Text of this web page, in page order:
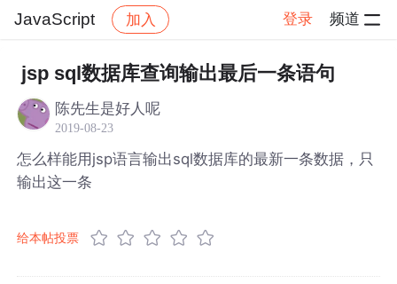
JavaScript 加入 登录 频道
社区 JavaScript 帖子详情
jsp sql数据库查询输出最后一条语句
陈先生是好人呢
2019-08-23
怎么样能用jsp语言输出sql数据库的最新一条数据，只
输出这一条
给本帖投票